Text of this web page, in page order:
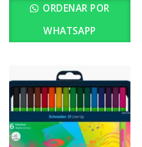
ORDENAR POR
WHATSAPP